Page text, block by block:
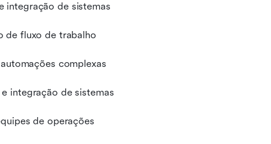
integração de sistemas
de fluxo de trabalho
complexas
integração de sistemas
de operações